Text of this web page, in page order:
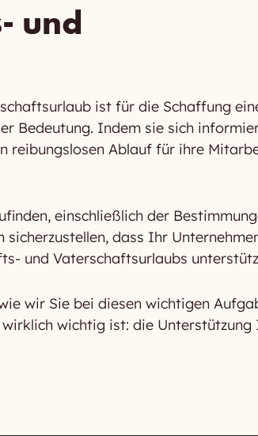
und
ist für die Schaffung
Bedeutung. Indem sie sich
reibungslosen Ablauf für ihre
einschließlich der
dass Ihr
und Vaterschaftsurlaubs
wir Sie bei diesen wichtigen
wichtig ist: die Unterstützung